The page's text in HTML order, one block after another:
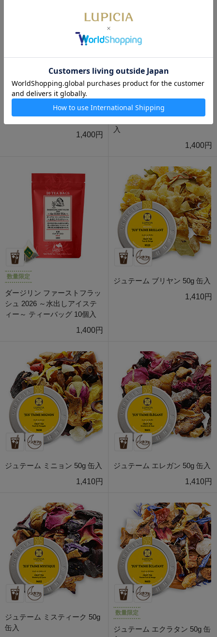
数量限定
極上冷茶 知覧 あさつゆ ティ
ーバッグ 10個入
1,400円
ダージリン ファーストフラッ
シュ 2026 ティーバッグ 10個
入
1,400円
数量限定
ダージリン ファーストフラッ
シュ 2026 ～水出しアイステ
ィー～ ティーバッグ 10個入
1,400円
ジュテーム ブリヤン 50g 缶入
1,410円
ジュテーム ミニョン 50g 缶入
1,410円
ジュテーム エレガン 50g 缶入
1,410円
ジュテーム ミスティーク 50g
缶入
数量限定
ジュテーム エクラタン 50g 缶